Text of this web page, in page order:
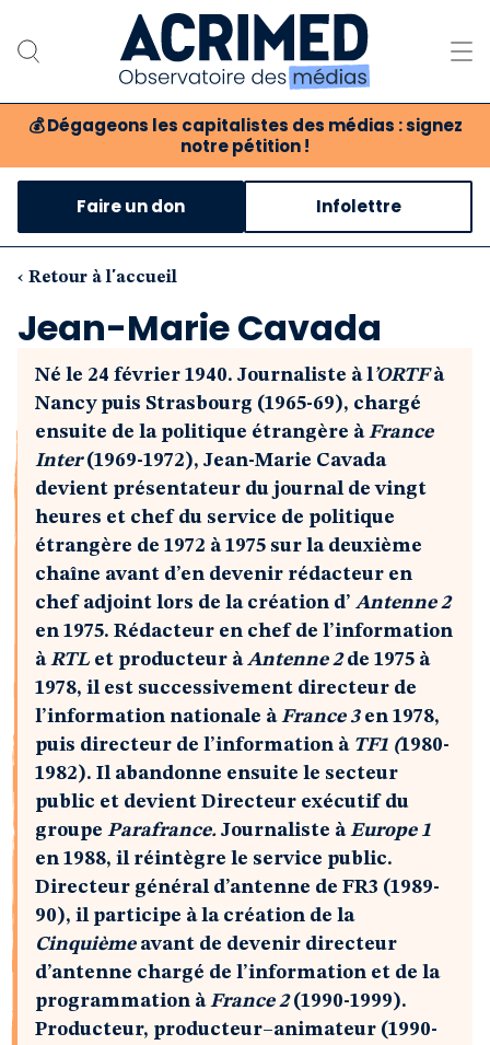
💰 Dégageons les capitalistes des médias : signez
notre pétition !
Notre association
Notre critique des médias
Nos propositions
Notre revue
Boutique
Faire un don Infolettre
‹ Retour à l'accueil
Jean-Marie Cavada
Né le 24 février 1940. Journaliste à l’ORTFà
Nancy puis Strasbourg (1965-69), chargé
ensuite de la politique étrangère àFrance
Inter(1969-1972), Jean-Marie Cavada
devient présentateur du journal de vingt
heures et chef du service de politique
étrangère de 1972 à 1975 sur la deuxième
chaîne avant d’en devenir rédacteur en
chef adjoint lors de la création d’ Antenne 2
en 1975. Rédacteur en chef de l’information
àRTLet producteur àAntenne 2de 1975 à
1978, il est successivement directeur de
l’information nationale àFrance 3en 1978,
puis directeur de l’information à TF1 (1980-
1982). Il abandonne ensuite le secteur
public et devient Directeur exécutif du
groupe Parafrance. Journaliste àEurope 1
en 1988, il réintègre le service public.
Directeur général d’antenne de FR3 (1989-
90), il participe à la création de la
Cinquième avant de devenir directeur
d’antenne chargé de l’information et de la
programmation àFrance 2(1990-1999).
Producteur, producteur–animateur (1990-